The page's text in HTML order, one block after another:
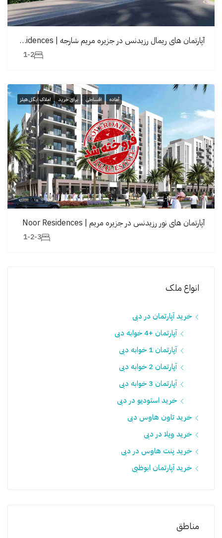
آپارتمان های ریمال رزیدنس در جزیرە مریم شارجه | Rimal Residences
1-2
آماده اقساطی برای خرید املاک ایگل هیلز
آپارتمان های نور رزیدنس در جزیره مریم | Noor Residences
1-2-3
انواع ملک
خرید آپارتمان در دبی
آپارتمان +4 خوابه دبی
آپارتمان 1 خوابه دبی
آپارتمان 2 خوابه دبی
آپارتمان 3 خوابه دبی
خرید استودیو در دبی
خرید تاون هاوس دبی
خرید ویلا در دبی
خرید پنت هاوس در دبی
خرید آپارتمان ابوظبی
مناطق